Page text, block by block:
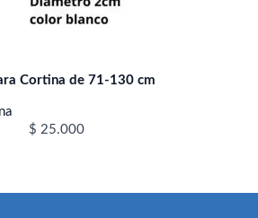
Cortina de 71-130 cm
$ 25.000